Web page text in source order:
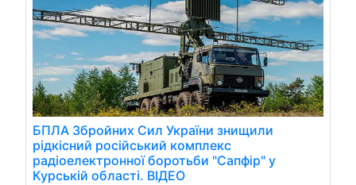
БПЛА Збройних Сил України знищили
рідкісний російський комплекс
радіоелектронної боротьби "Сапфір" у
Курській області. ВІДЕО